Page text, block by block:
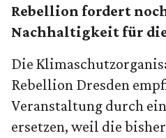
Rebellion fordert
Nachhaltigkeit für
Die
Rebellion Dresden
Veranstaltung durch
ersetzen, weil die